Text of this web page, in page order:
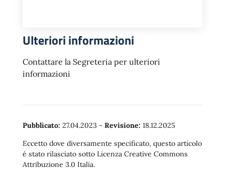
Ulteriori informazioni
Contattare la Segreteria per ulteriori
informazioni
Pubblicato: 27.04.2023 - Revisione: 18.12.2025
Eccetto dove diversamente specificato, questo articolo
è stato rilasciato sotto Licenza Creative Commons
Attribuzione 3.0 Italia.